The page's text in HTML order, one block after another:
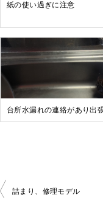
紙の使い過ぎに注意
台所水漏れの連絡があり出
詰まり、修理モデル